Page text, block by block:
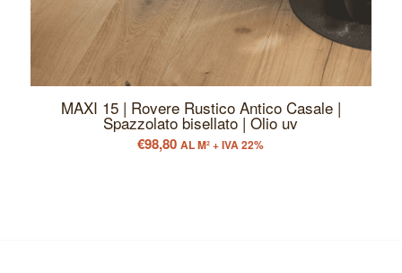
MAXI 15 | Rovere Rustico Antico Casale |
Spazzolato bisellato | Olio uv
€98,80 AL M² + IVA 22%